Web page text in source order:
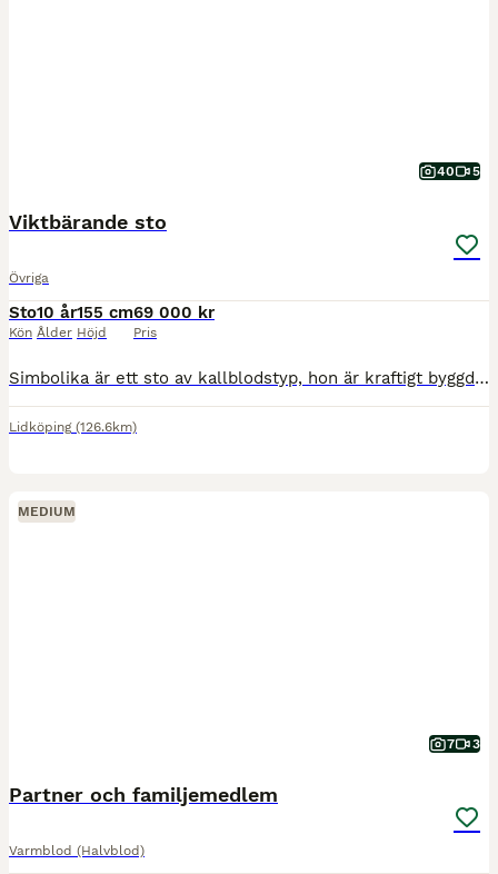
40 5
Viktbärande sto
Övriga
Sto
Kön
10 år
Ålder
155 cm
Höjd
69 000 kr
Pris
Simbolika är ett sto av kallblodstyp, hon är kraftigt byggd, är pigg att rida, hon är ganska välutbildad. I ridningen kräver hon en rutinerad ryttare, hon kan testa sin ryttare. Hon har gått med här i
Lidköping (126.6km)
MEDIUM
7 3
Partner och familjemedlem
Varmblod (Halvblod)